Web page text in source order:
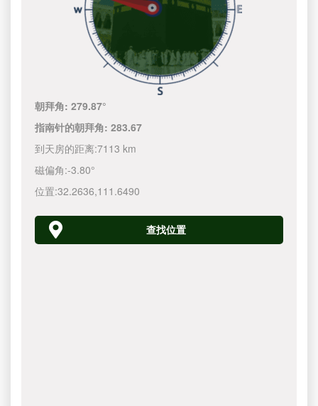
朝拜角:279.87°
指南针的朝拜角:283.67
到天房的距离:7113 km
磁偏角:-3.80°
位置:32.2636,111.6490
查找位置